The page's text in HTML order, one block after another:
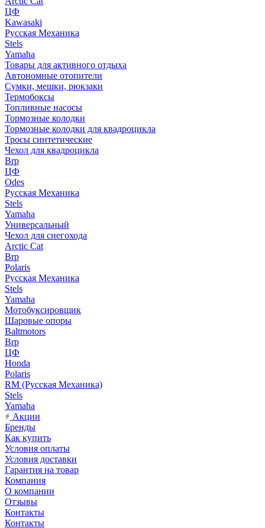
ЦФ
Kawasaki
Русская Механика
Stels
Yamaha
Товары для активного отдыха
Автономные отопители
Сумки, мешки, рюкзаки
Термобоксы
Топливные насосы
Тормозные колодки
Тормозные колодки для квадроцикла
Тросы синтетические
Чехол для квадроцикла
Brp
ЦФ
Odes
Русская Механика
Stels
Yamaha
Универсальный
Чехол для снегохода
Arctic Cat
Brp
Polaris
Русская Механика
Stels
Yamaha
Мотобуксировщик
Шаровые опоры
Baltmotors
Brp
ЦФ
Honda
Polaris
RM (Русская Механика)
Stels
Yamaha
Акции
Бренды
Как купить
Условия оплаты
Условия доставки
Гарантия на товар
Компания
О компании
Отзывы
Контакты
Контакты